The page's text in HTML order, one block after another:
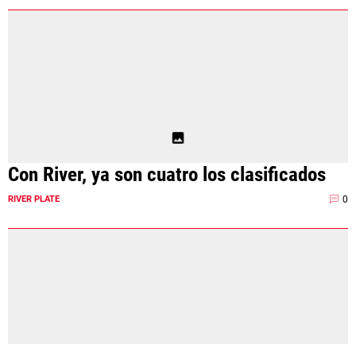
Con River, ya son cuatro los clasificados
RIVER PLATE 0